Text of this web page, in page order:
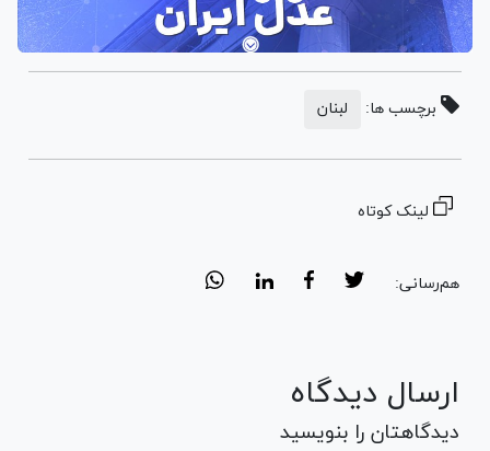
برچسب ها: لبنان
لینک کوتاه
هم‌رسانی:
ارسال دیدگاه
دیدگاهتان را بنویسید